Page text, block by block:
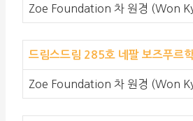
Zoe Foundation 차 원경 (Won
드림스드림 285호 네팔 보즈푸르
Zoe Foundation 차 원경 (Won